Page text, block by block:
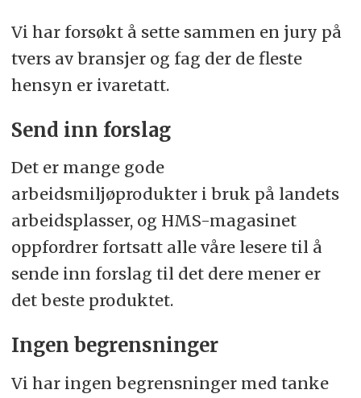
Vi har forsøkt å sette sammen en jury på
tvers av bransjer og fag der de fleste
hensyn er ivaretatt.
Send inn forslag
Det er mange gode
arbeidsmiljøprodukter i bruk på landets
arbeidsplasser, og HMS-magasinet
oppfordrer fortsatt alle våre lesere til å
sende inn forslag til det dere mener er
det beste produktet.
Ingen begrensninger
Vi har ingen begrensninger med tanke